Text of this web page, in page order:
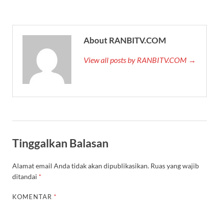
About RANBITV.COM
View all posts by RANBITV.COM →
Tinggalkan Balasan
Alamat email Anda tidak akan dipublikasikan. Ruas yang wajib
ditandai *
KOMENTAR *